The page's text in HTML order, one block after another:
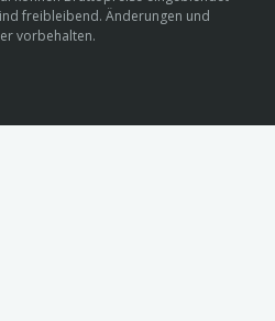
freibleibend. Änderungen und
vorbehalten.